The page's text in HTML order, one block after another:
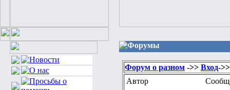
Форумы
Форум о разном ->> Вход-
Автор